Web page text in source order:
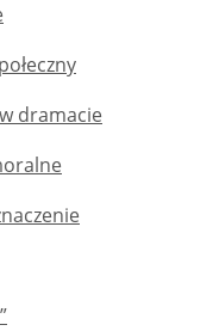
dramacie